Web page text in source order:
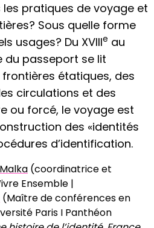
pratiques de voyage et
Sous quelle forme
usages? Du XVIIIe au
du passeport se lit
frontières étatiques, des
circulations et des
ou forcé, le voyage est
des «identités
d’identification.
(coordinatrice et
Ensemble |
(Maître de conférences en
Paris I Panthéon